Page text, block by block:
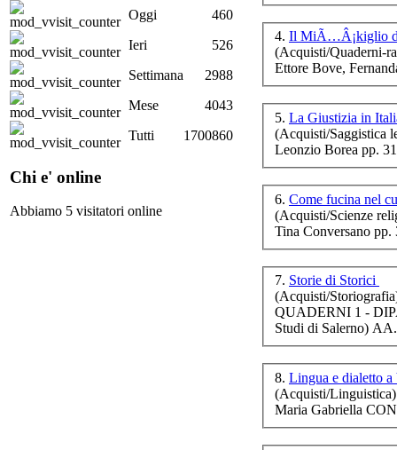
Oggi
460
Ieri
526
Settimana
2988
Mese
4043
Tutti
1700860
Chi e' online
Abbiamo 5 visitatori online
4. Il MiÃ…Â¡kiglio
(Acquisti/Quaderni-
Ettore Bove,
5. La Giustizia in
(Acquisti/Saggistica
Leonzio Borea pp.
6. Come fucina nel
(Acquisti/Scienze
Tina Conversano pp.
7. Storie di Storici
(Acquisti/
QUADERNI 1 -
Studi di Salerno)
8. Lingua e dialetto
(Acquisti/Linguistica)
Maria Gabriella